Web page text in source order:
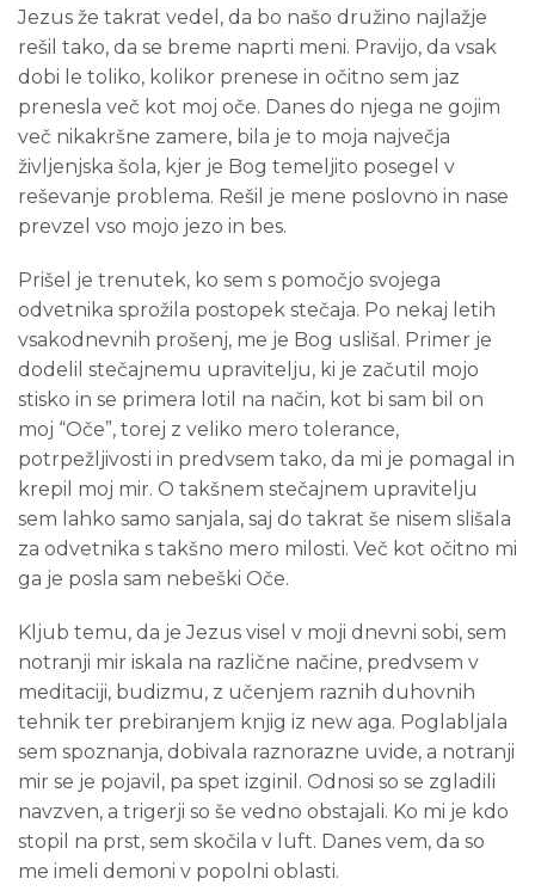
Jezus že takrat vedel, da bo našo družino najlažje
rešil tako, da se breme naprti meni. Pravijo, da vsak
dobi le toliko, kolikor prenese in očitno sem jaz
prenesla več kot moj oče. Danes do njega ne gojim
več nikakršne zamere, bila je to moja največja
življenjska šola, kjer je Bog temeljito posegel v
reševanje problema. Rešil je mene poslovno in nase
prevzel vso mojo jezo in bes.
Prišel je trenutek, ko sem s pomočjo svojega
odvetnika sprožila postopek stečaja. Po nekaj letih
vsakodnevnih prošenj, me je Bog uslišal. Primer je
dodelil stečajnemu upravitelju, ki je začutil mojo
stisko in se primera lotil na način, kot bi sam bil on
moj “Oče”, torej z veliko mero tolerance,
potrpežljivosti in predvsem tako, da mi je pomagal in
krepil moj mir. O takšnem stečajnem upravitelju
sem lahko samo sanjala, saj do takrat še nisem slišala
za odvetnika s takšno mero milosti. Več kot očitno mi
ga je posla sam nebeški Oče.
Kljub temu, da je Jezus visel v moji dnevni sobi, sem
notranji mir iskala na različne načine, predvsem v
meditaciji, budizmu, z učenjem raznih duhovnih
tehnik ter prebiranjem knjig iz new aga. Poglabljala
sem spoznanja, dobivala raznorazne uvide, a notranji
mir se je pojavil, pa spet izginil. Odnosi so se zgladili
navzven, a trigerji so še vedno obstajali. Ko mi je kdo
stopil na prst, sem skočila v luft. Danes vem, da so
me imeli demoni v popolni oblasti.